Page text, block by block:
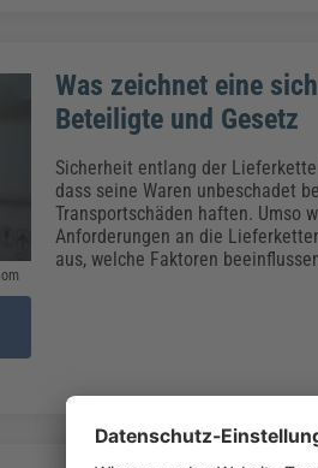
Was zeichnet eine
Beteiligte und Gesetz
Sicherheit entlang der
dass seine Waren unbeschadet
Transportschäden haften. Umso
Anforderungen an die
aus, welche Faktoren